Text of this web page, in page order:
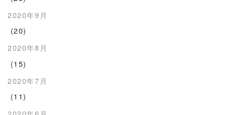
2020年9月
(20)
2020年8月
(15)
2020年7月
(11)